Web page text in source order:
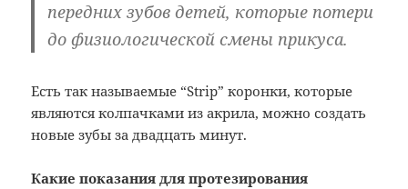
передних зубов детей, которые потери
до физиологической смены прикуса.
Есть так называемые “Strip” коронки, которые
являются колпачками из акрила, можно создать
новые зубы за двадцать минут.
Какие показания для протезирования